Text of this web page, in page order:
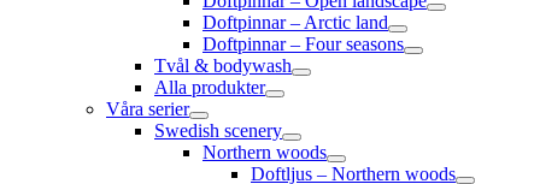
Doftpinnar – Arctic land
Doftpinnar – Four seasons
Tvål & bodywash
Alla produkter
Våra serier
Swedish scenery
Northern woods
Doftljus – Northern woods